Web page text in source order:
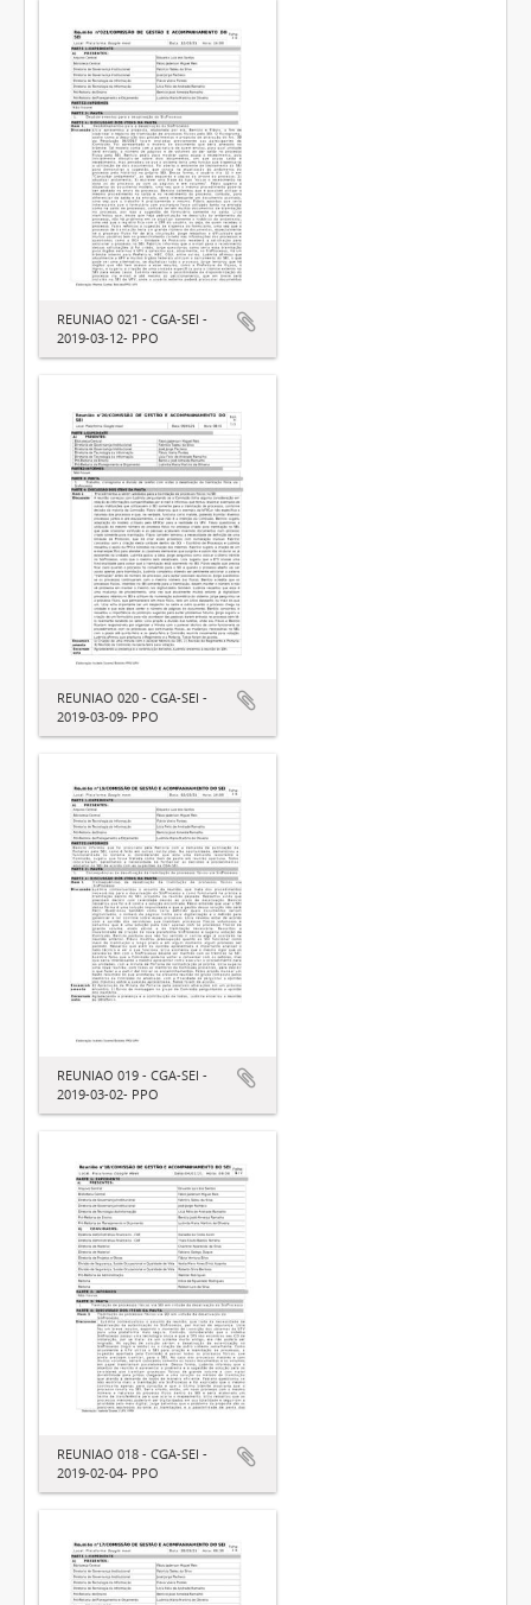
REUNIAO 021 - CGA-SEI -
2019-03-12- PPO
REUNIAO 020 - CGA-SEI -
2019-03-09- PPO
REUNIAO 019 - CGA-SEI -
2019-03-02- PPO
REUNIAO 018 - CGA-SEI -
2019-02-04- PPO